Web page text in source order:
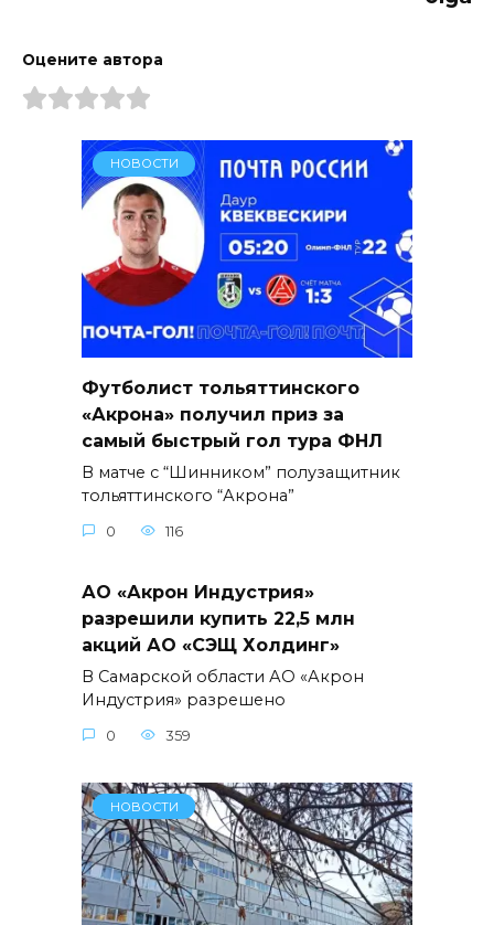
Оцените автора
НОВОСТИ
Футболист тольяттинского
«Акрона» получил приз за
самый быстрый гол тура ФНЛ
В матче с “Шинником” полузащитник
тольяттинского “Акрона”
0 116
АО «Акрон Индустрия»
разрешили купить 22,5 млн
акций АО «СЭЩ Холдинг»
В Самарской области АО «Акрон
Индустрия» разрешено
0 359
НОВОСТИ